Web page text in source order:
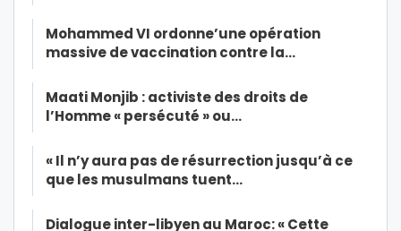
Mohammed VI ordonne’une opération
massive de vaccination contre la…
Maati Monjib : activiste des droits de
l’Homme « persécuté » ou…
« Il n’y aura pas de résurrection jusqu’à ce
que les musulmans tuent…
Dialogue inter-libyen au Maroc: « Cette